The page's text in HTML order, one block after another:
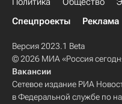
Спецпроекты
Реклама
Версия 2023.1 Beta
© 2026 МИА «Россия
Вакансии
Сетевое издание РИА
в Федеральной службе по